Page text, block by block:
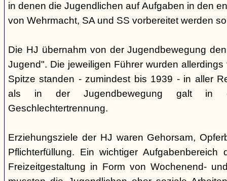
in denen die Jugendlichen auf Aufgaben in den
von Wehrmacht, SA und SS vorbereitet werden
Die HJ übernahm von der Jugendbewegung
Jugend". Die jeweiligen Führer wurden
Spitze standen - zumindest bis 1939 - in aller
als in der Jugendbewegung galt in
Geschlechtertrennung.
Erziehungsziele der HJ waren Gehorsam,
Pflichterfüllung. Ein wichtiger
Freizeitgestaltung in Form von Wochenend-